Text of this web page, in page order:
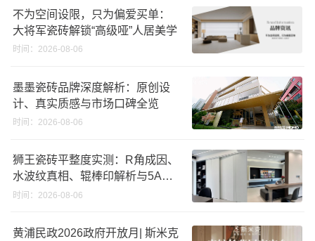
不为空间设限，只为偏爱买单：
大将军瓷砖解锁“高级哑”人居美学
时间：2026-08-06
墨墨瓷砖品牌深度解析：原创设
计、真实质感与市场口碑全览
时间：2026-08-06
狮王瓷砖平整度实测：R角成因、
水波纹真相、辊棒印解析与5A标
准选购指南
时间：2026-08-06
黄浦民政2026政府开放月| 斯米克